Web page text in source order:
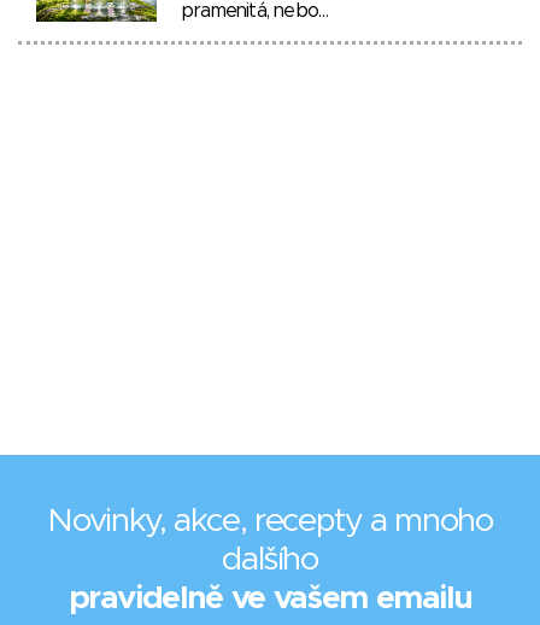
pramenitá, nebo…
Novinky, akce, recepty a mnoho
dalšího
pravidelně ve vašem emailu